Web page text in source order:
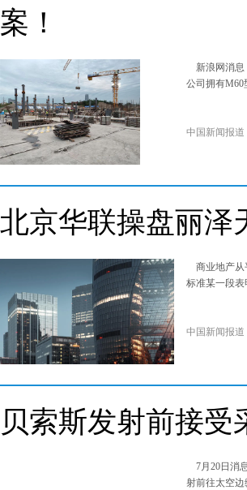
案！
新浪网消息
公司拥有M60
中国新闻报道
北京华联操盘丽泽
商业地产从
标准某一段
中国新闻报道
贝索斯发射前接
7月20日消
射前往太空